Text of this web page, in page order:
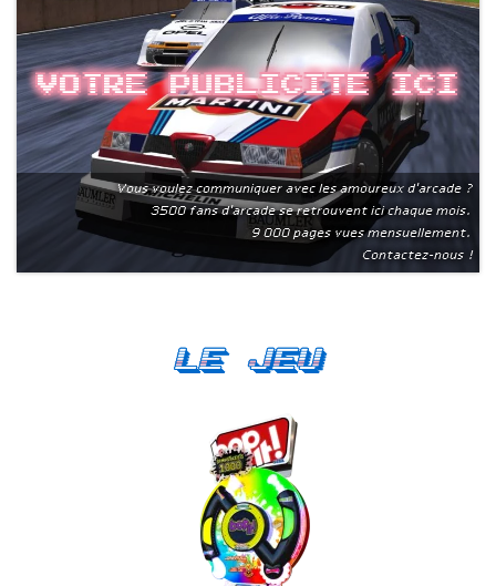
Votre publicite ici
Vous voulez communiquer avec les amoureux d'arcade ?
3500 fans d'arcade se retrouvent ici chaque mois.
9 000 pages vues mensuellement.
Contactez-nous !
Le Jeu